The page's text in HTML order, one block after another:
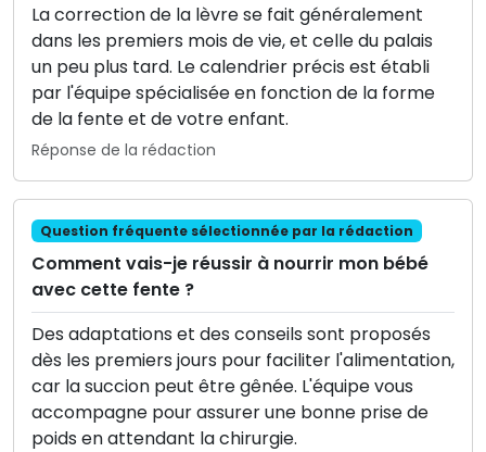
La correction de la lèvre se fait généralement
dans les premiers mois de vie, et celle du palais
un peu plus tard. Le calendrier précis est établi
par l'équipe spécialisée en fonction de la forme
de la fente et de votre enfant.
Réponse de la rédaction
Question fréquente sélectionnée par la rédaction
Comment vais-je réussir à nourrir mon bébé
avec cette fente ?
Des adaptations et des conseils sont proposés
dès les premiers jours pour faciliter l'alimentation,
car la succion peut être gênée. L'équipe vous
accompagne pour assurer une bonne prise de
poids en attendant la chirurgie.